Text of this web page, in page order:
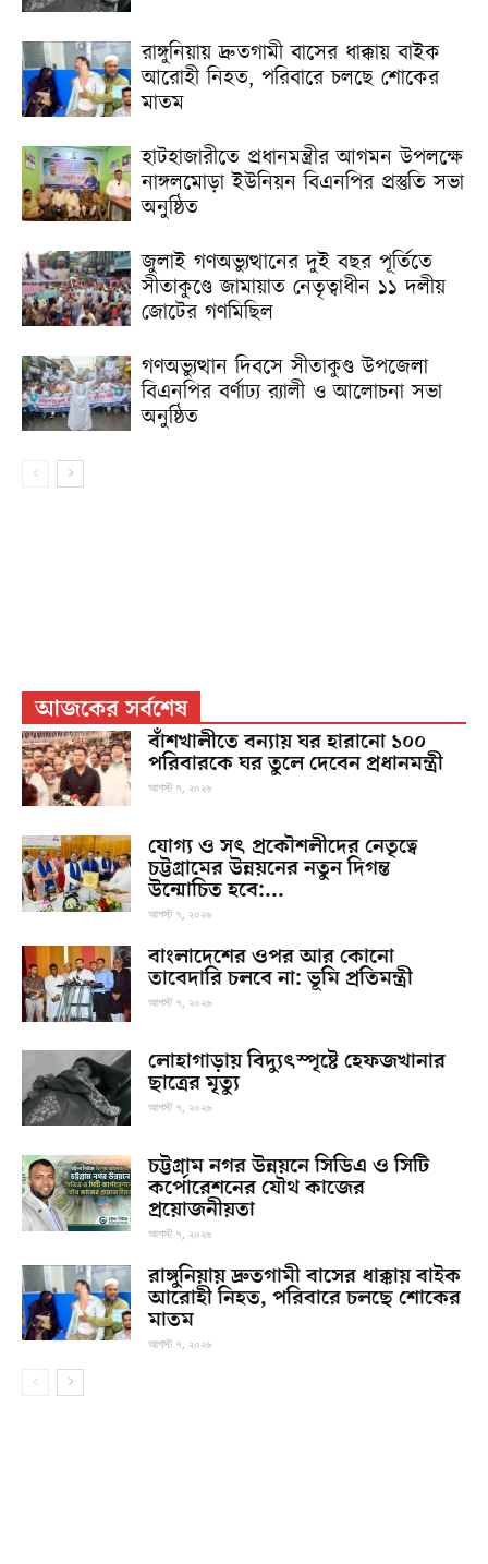
রাঙ্গুনিয়ায় দ্রুতগামী বাসের ধাক্কায় বাইক
আরোহী নিহত, পরিবারে চলছে শোকের
মাতম
হাটহাজারীতে প্রধানমন্ত্রীর আগমন উপলক্ষে
নাঙ্গলমোড়া ইউনিয়ন বিএনপির প্রস্তুতি সভা
অনুষ্ঠিত
জুলাই গণঅভ্যুত্থানের দুই বছর পূর্তিতে
সীতাকুণ্ডে জামায়াত নেতৃত্বাধীন ১১ দলীয়
জোটের গণমিছিল
গণঅভ্যুত্থান দিবসে সীতাকুণ্ড উপজেলা
বিএনপির বর্ণাঢ্য র‍্যালী ও আলোচনা সভা
অনুষ্ঠিত
আজকের সর্বশেষ
বাঁশখালীতে বন্যায় ঘর হারানো ১০০
পরিবারকে ঘর তুলে দেবেন প্রধানমন্ত্রী
আগস্ট ৭, ২০২৬
যোগ্য ও সৎ প্রকৌশলীদের নেতৃত্বে
চট্টগ্রামের উন্নয়নের নতুন দিগন্ত
উন্মোচিত হবে:...
আগস্ট ৭, ২০২৬
বাংলাদেশের ওপর আর কোনো
তাবেদারি চলবে না: ভূমি প্রতিমন্ত্রী
আগস্ট ৭, ২০২৬
লোহাগাড়ায় বিদ্যুৎস্পৃষ্টে হেফজখানার
ছাত্রের মৃত্যু
আগস্ট ৭, ২০২৬
চট্টগ্রাম নগর উন্নয়নে সিডিএ ও সিটি
কর্পোরেশনের যৌথ কাজের
প্রয়োজনীয়তা
আগস্ট ৭, ২০২৬
রাঙ্গুনিয়ায় দ্রুতগামী বাসের ধাক্কায় বাইক
আরোহী নিহত, পরিবারে চলছে শোকের
মাতম
আগস্ট ৭, ২০২৬